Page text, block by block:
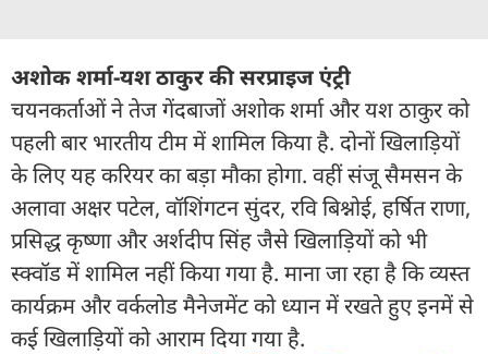
अशोक शर्मा-यश ठाकुर की सरप्राइज एंट्री
चयनकर्ताओं ने तेज गेंदबाजों अशोक शर्मा और यश ठाकुर को
पहली बार भारतीय टीम में शामिल किया है. दोनों खिलाड़ियों
के लिए यह करियर का बड़ा मौका होगा. वहीं संजू सैमसन के
अलावा अक्षर पटेल, वॉशिंगटन सुंदर, रवि बिश्नोई, हर्षित राणा,
प्रसिद्ध कृष्णा और अर्शदीप सिंह जैसे खिलाड़ियों को भी
स्क्वॉड में शामिल नहीं किया गया है. माना जा रहा है कि व्यस्त
कार्यक्रम और वर्कलोड मैनेजमेंट को ध्यान में रखते हुए इनमें से
कई खिलाड़ियों को आराम दिया गया है.